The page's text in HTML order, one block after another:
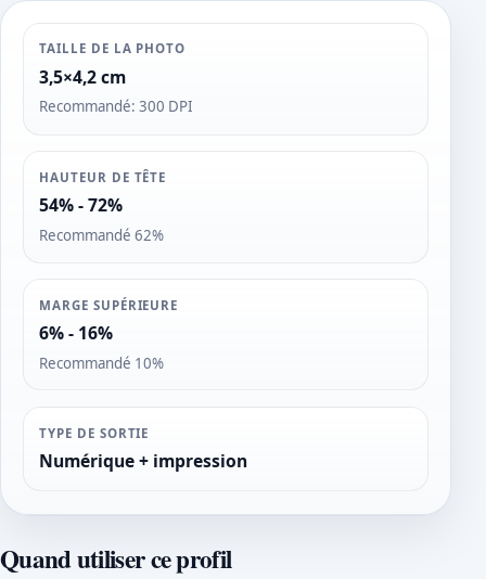
TAILLE DE LA PHOTO
3,5×4,2 cm
Recommandé: 300 DPI
HAUTEUR DE TÊTE
54% - 72%
Recommandé 62%
MARGE SUPÉRIEURE
6% - 16%
Recommandé 10%
TYPE DE SORTIE
Numérique + impression
Quand utiliser ce profil